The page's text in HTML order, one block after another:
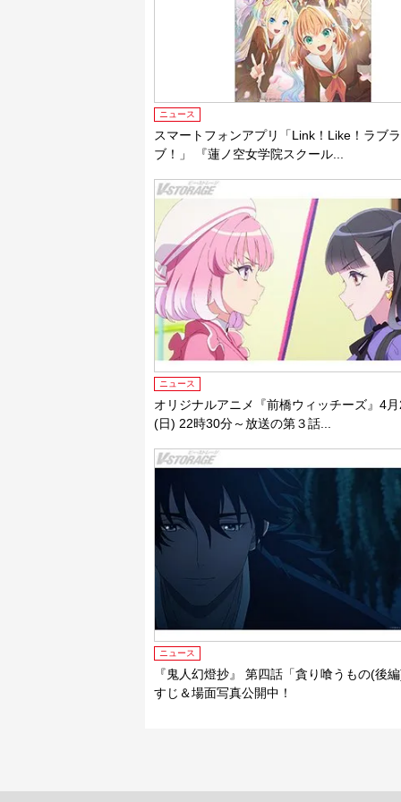
ニュース
スマートフォンアプリ「Link！Like！ラブ
ブ！」 『蓮ノ空女学院スクール...
ニュース
オリジナルアニメ『前橋ウィッチーズ』4
(日) 22時30分～放送の第３話...
ニュース
『鬼人幻燈抄』 第四話「貪り喰うもの(後
すじ＆場面写真公開中！